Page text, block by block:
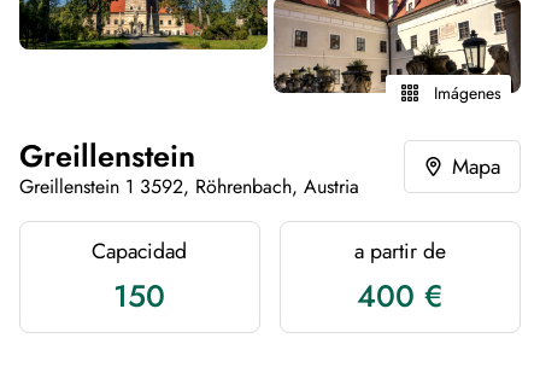
Imágenes
Greillenstein
Greillenstein 1 3592, Röhrenbach, Austria
Mapa
Capacidad
150
a partir de
400 €